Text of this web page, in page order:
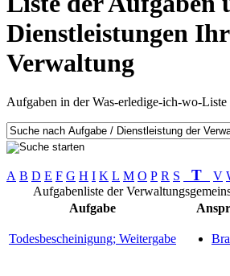
Dienstleistungen
Verwaltung
Aufgaben in der Was-erledige-ich-wo-Liste
A B D E F G H I K L M O P R S T V
Aufgabenliste der
Aufgabe
Todesbescheinigung; Weitergabe